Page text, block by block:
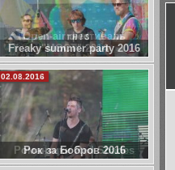
Open-air фестиваль
"МОСТ" 2014
Романтики Red Shades
03.01.2014